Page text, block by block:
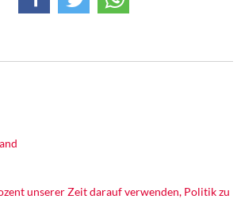
unserer Zeit darauf verwenden, Politik zu